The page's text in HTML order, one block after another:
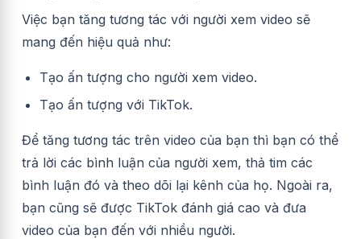
Việc bạn tăng tương tác với người xem video sẽ
mang đến hiệu quả như:
Tạo ấn tượng cho người xem video.
Tạo ấn tượng với TikTok.
Để tăng tương tác trên video của bạn thì bạn có thể
trả lời các bình luận của người xem, thả tim các
bình luận đó và theo dõi lại kênh của họ. Ngoài ra,
bạn cũng sẽ được TikTok đánh giá cao và đưa
video của bạn đến với nhiều người.